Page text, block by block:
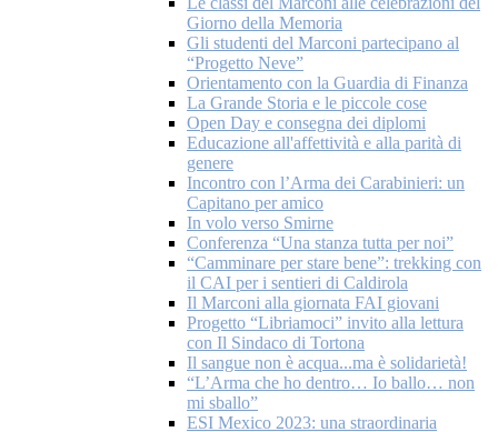
Giorno della Memoria
Gli studenti del Marconi partecipano al
“Progetto Neve”
Orientamento con la Guardia di Finanza
La Grande Storia e le piccole cose
Open Day e consegna dei diplomi
Educazione all'affettività e alla parità di
genere
Incontro con l’Arma dei Carabinieri: un
Capitano per amico
In volo verso Smirne
Conferenza “Una stanza tutta per noi”
“Camminare per stare bene”: trekking con
il CAI per i sentieri di Caldirola
Il Marconi alla giornata FAI giovani
Progetto “Libriamoci” invito alla lettura
con Il Sindaco di Tortona
Il sangue non è acqua...ma è solidarietà!
“L’Arma che ho dentro… Io ballo… non
mi sballo”
ESI Mexico 2023: una straordinaria